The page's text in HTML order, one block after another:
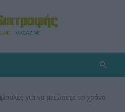
για να μειώσετε το χρόνο